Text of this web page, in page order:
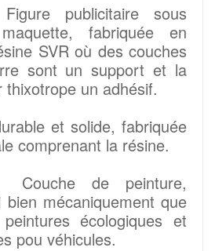
Figure publicitaire sous
fabriquée en
SVR où des couches
sont un support et la
thixotrope un adhésif.
et solide, fabriquée
comprenant la résine.
Couche de peinture,
bien mécaniquement que
écologiques et
pou véhicules.